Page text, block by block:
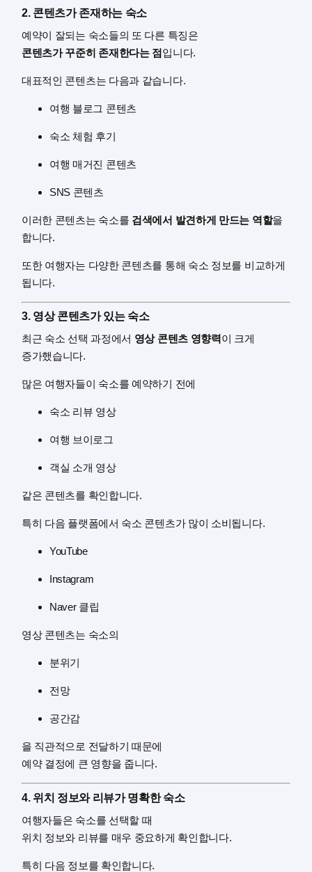
2. 콘텐츠가 존재하는 숙소
예약이 잘되는 숙소들의 또 다른 특징은
콘텐츠가 꾸준히 존재한다는 점입니다.
대표적인 콘텐츠는 다음과 같습니다.
여행 블로그 콘텐츠
숙소 체험 후기
여행 매거진 콘텐츠
SNS 콘텐츠
이러한 콘텐츠는 숙소를 검색에서 발견하게 만드는 역할을
합니다.
또한 여행자는 다양한 콘텐츠를 통해 숙소 정보를 비교하게
됩니다.
3. 영상 콘텐츠가 있는 숙소
최근 숙소 선택 과정에서 영상 콘텐츠 영향력 이 크게
증가했습니다.
많은 여행자들이 숙소를 예약하기 전에
숙소 리뷰 영상
여행 브이로그
객실 소개 영상
같은 콘텐츠를 확인합니다.
특히 다음 플랫폼에서 숙소 콘텐츠가 많이 소비됩니다.
YouTube
Instagram
Naver클립
영상 콘텐츠는 숙소의
분위기
전망
공간감
을 직관적으로 전달하기 때문에
예약 결정에 큰 영향을 줍니다.
4. 위치 정보와 리뷰가 명확한 숙소
여행자들은 숙소를 선택할 때
위치 정보와 리뷰를 매우 중요하게 확인합니다.
특히 다음 정보를 확인합니다.